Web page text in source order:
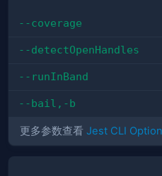
--coverage
--detectOpenHandles
--runInBand
--bail,-b
更多参数查看 Jest CLI